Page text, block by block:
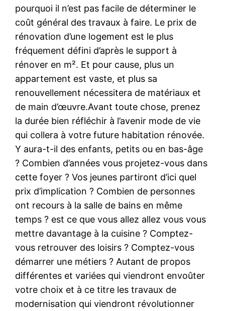
pourquoi il n’est pas facile de déterminer le
coût général des travaux à faire. Le prix de
rénovation d’une logement est le plus
fréquement défini d’après le support à
rénover en m². Et pour cause, plus un
appartement est vaste, et plus sa
renouvellement nécessitera de matériaux et
de main d’œuvre.Avant toute chose, prenez
la durée bien réfléchir à l’avenir mode de vie
qui collera à votre future habitation rénovée.
Y aura-t-il des enfants, petits ou en bas-âge
? Combien d’années vous projetez-vous dans
cette foyer ? Vos jeunes partiront d’ici quel
prix d’implication ? Combien de personnes
ont recours à la salle de bains en même
temps ? est ce que vous allez allez vous vous
mettre davantage à la cuisine ? Comptez-
vous retrouver des loisirs ? Comptez-vous
démarrer une métiers ? Autant de propos
différentes et variées qui viendront envoûter
votre choix et à ce titre les travaux de
modernisation qui viendront révolutionner